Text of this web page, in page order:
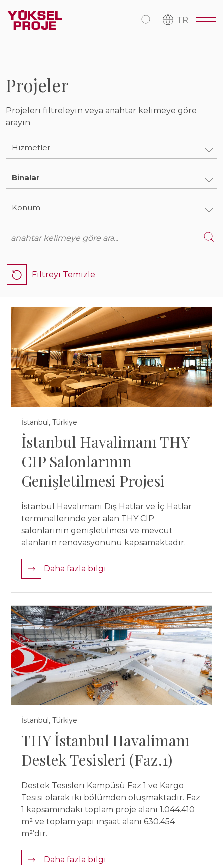
TR
Projeler
Projeleri filtreleyin veya anahtar kelimeye göre
arayın
Hizmetler
Mühendislik ve Tasarım
Binalar
Deniz ve Kıyı Yapıları
Endüstriyel Tesisler
Havalimanları
Köprüler ve Viyadükler
Metro, Hafif Raylı Sistemler ve Tramvaylar
Otoyollar ve Devlet Yolları
Altyapı
Tüneller
Konum
AVRUPAFiltreyi Temizle
İstanbul, Türkiye
İstanbul Havalimanı THY
CIP Salonlarının
Genişletilmesi Projesi
İstanbul Havalimanı Dış Hatlar ve İç Hatlar
terminallerinde yer alan THY CIP
salonlarının genişletilmesi ve mevcut
alanların renovasyonunu kapsamaktadır.
Daha fazla bilgi
İstanbul, Türkiye
THY İstanbul Havalimanı
Destek Tesisleri (Faz.1)
Destek Tesisleri Kampüsü Faz 1 ve Kargo
Tesisi olarak iki bölümden oluşmaktadır. Faz
1 kapsamındaki toplam proje alanı 1.044.410
m² ve toplam yapı inşaat alanı 630.454
m²’dir.
Daha fazla bilgi